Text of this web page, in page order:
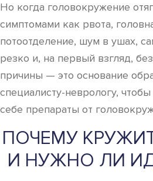
Но когда головокружение
симптомами как рвота,
потоотделение, шум в ушах,
резко и, на первый взгляд,
причины — это основание
специалисту-неврологу,
себе препараты от
ПОЧЕМУ
И НУЖНО ЛИ